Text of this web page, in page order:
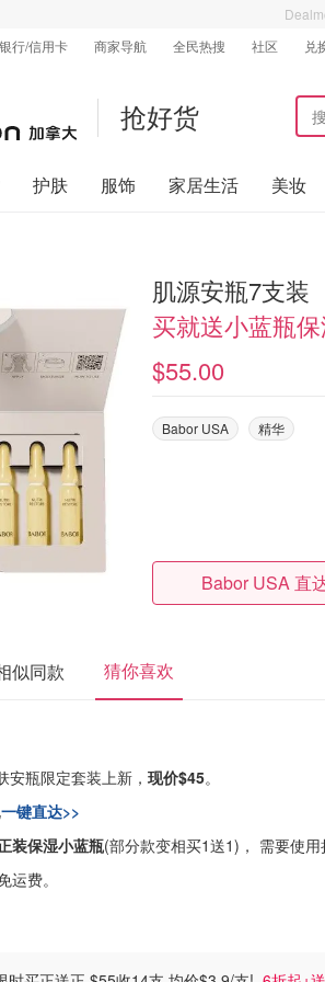
银行/信用卡 商家导航 全民热搜 社区 兑
抢好货
护肤 服饰 家居生活 美妆
肌源安瓶7支装
买就送小蓝瓶
$55.00
Babor USA 精华
Babor USA 直
似同款 猜你喜欢
瓶限定套装上新， 现价$45。
一键直达>>
装保湿小蓝瓶(部分款变相买1送1)， 需要使
费。